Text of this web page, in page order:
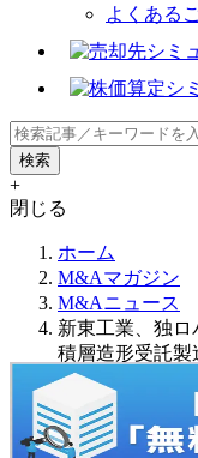
よくある
+
閉じる
ホーム
M&Aマガジン
M&Aニュース
新東工業、独
積層造形受託製